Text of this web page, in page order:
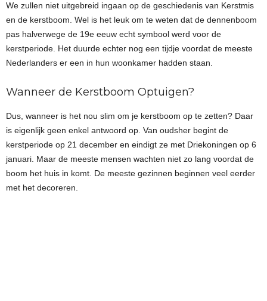
We zullen niet uitgebreid ingaan op de geschiedenis van Kerstmis
en de kerstboom. Wel is het leuk om te weten dat de dennenboom
pas halverwege de 19e eeuw echt symbool werd voor de
kerstperiode. Het duurde echter nog een tijdje voordat de meeste
Nederlanders er een in hun woonkamer hadden staan.
Wanneer de Kerstboom Optuigen?
Dus, wanneer is het nou slim om je kerstboom op te zetten? Daar
is eigenlijk geen enkel antwoord op. Van oudsher begint de
kerstperiode op 21 december en eindigt ze met Driekoningen op 6
januari. Maar de meeste mensen wachten niet zo lang voordat de
boom het huis in komt. De meeste gezinnen beginnen veel eerder
met het decoreren.